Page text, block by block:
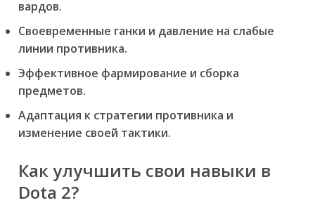
вардов.
Своевременные ганки и давление на слабые
линии противника.
Эффективное фармирование и сборка
предметов.
Адаптация к стратегии противника и
изменение своей тактики.
Как улучшить свои навыки в
Dota 2?